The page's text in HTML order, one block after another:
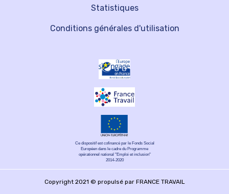
Statistiques
Conditions générales d'utilisation
Ce dispositif est cofinancé par le Fonds Social
Européen dans le cadre du Programme
opérationnel national "Emploi et inclusion"
2014-2020
Copyright 2021 © propulsé par FRANCE TRAVAIL